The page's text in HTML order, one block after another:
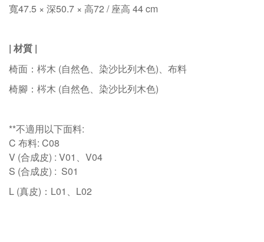
寬47.5 × 深50.7 × 高72 / 座高 44 cm
| 材質 |
椅面：梣木 (自然色、染沙比列木色)、布料
椅腳： 梣木 (自然色、染沙比列木色)
**不適用以下面料:
C 布料: C08
V (合成皮) : V01 、 V04
S (合成皮) : S01
L (真皮)： L01、L02